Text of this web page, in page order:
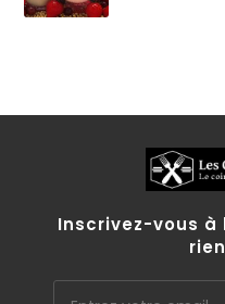
Inscrivez-vous